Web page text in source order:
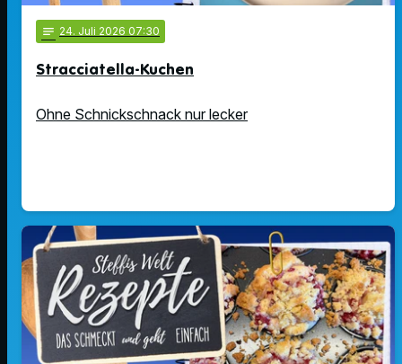
notes 24. Juli 2026 07:30
Stracciatella-Kuchen
Ohne Schnickschnack nur lecker